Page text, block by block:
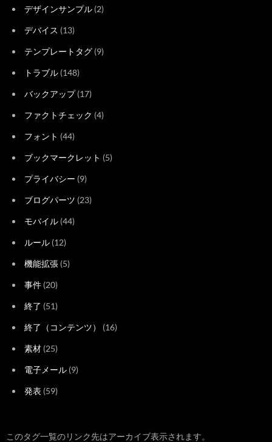
デザインサンプル (2)
デバイス (13)
テンプレートタグ (9)
トラブル (148)
バックアップ(17)
ファクトチェック (4)
フォント (44)
ブックマークレット (5)
プライバシー (9)
ブログパーツ (23)
モバイル (44)
ルール (12)
機能拡張 (5)
事件 (20)
終了 (51)
終了（コンテンツ） (16)
素材 (25)
電子メール (9)
発表 (59)
このタグ一覧のリンク先はアーカイブ表示されます。